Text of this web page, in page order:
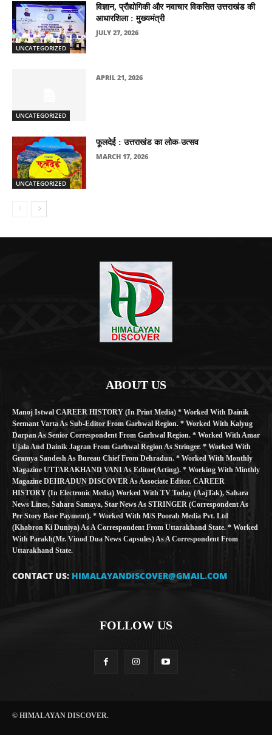
UNCATEGORIZED
विज्ञान, प्रौद्योगिकी और नवाचार विकसित उत्तराखंड की
आधारशिला : मुख्यमंत्री
JULY 27, 2026
UNCATEGORIZED
APRIL 21, 2026
UNCATEGORIZED
फूलदेई : उत्तराखंड का लोक-उत्सव
MARCH 17, 2026
ABOUT US
Manoj Istwal CAREER HISTORY (in Print Media) * Worked With Dainik
Seemant Varta As Sub-Editor From Garhwal Region. * Worked With Kalyug
Darpan As Senior Correspondent From Garhwal Region. * Worked With Amar
Ujala And Dainik Jagran From Garhwal Region As Stringer. * Worked With
Gramya Sandesh As Bureau Chief From Dehradun. * Worked With Monthly
Magazine UTTARAKHAND VANI As Editor(Acting). * Working With Minthly
Magazine DEHRADUN DISCOVER As Associate Editor. CAREER
HISTORY (in Electronic Media) Worked With TV Today (AajTak), Sahara
News Lines, Sahara Samaya, Star News As STRINGER (Correspondent As
Per Story Base Payment). * Worked With M/S Poorab Media Pvt. Ltd
(Khabron Ki Duniya) As A Correspondent From Uttarakhand State. * Worked
With Parakh(Mr. Vinod Dua News Capsules) As A Correspondent From
Uttarakhand State.
CONTACT US: HIMALAYANDISCOVER@GMAIL.COM
FOLLOW US
© HIMALAYAN DISCOVER.